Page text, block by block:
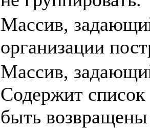
Массив,
организации
Массив,
Содержит
быть